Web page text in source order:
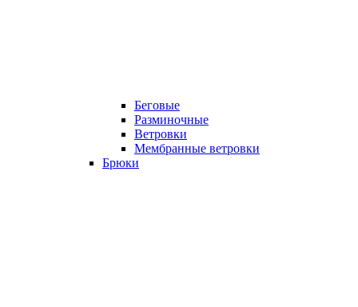
Беговые
Разминочные
Ветровки
Мембранные ветровки
Брюки